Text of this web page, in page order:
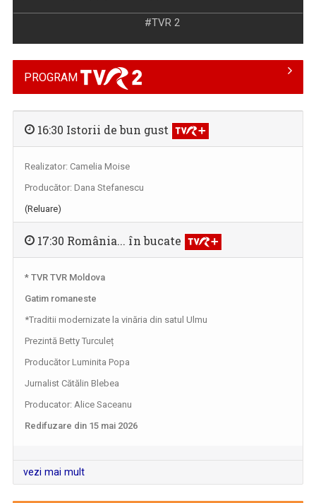
TELEJURNALUL TVR 2
Tot ce contează cu adevărat în educația din ...
#TVR 2
PROGRAM
16:30 Istorii de bun gust
Realizator: Camelia Moise
Producător: Dana Stefanescu
(Reluare)
17:30 România... în bucate
* TVR TVR Moldova
Gatim romaneste
*Traditii modernizate la vinăria din satul Ulmu
Prezintă Betty Turculeț
Producător Luminita Popa
Jurnalist Cătălin Blebea
Producator: Alice Saceanu
Redifuzare din 15 mai 2026
vezi mai mult